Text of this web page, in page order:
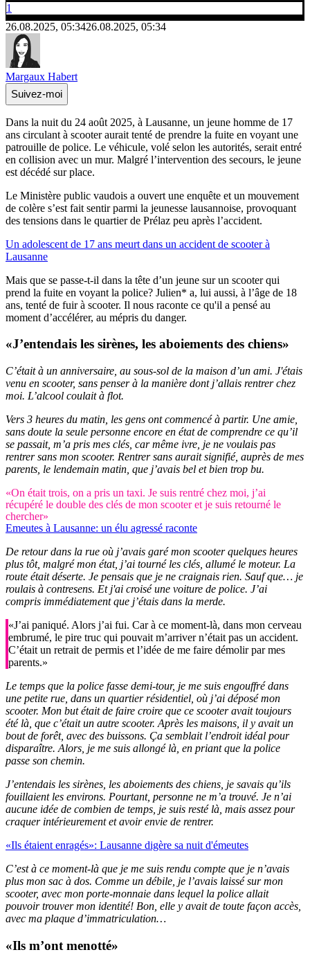
1
26.08.2025, 05:3426.08.2025, 05:34
Margaux Habert
Suivez-moi
Dans la nuit du 24 août 2025, à Lausanne, un jeune homme de 17
ans circulant à scooter aurait tenté de prendre la fuite en voyant une
patrouille de police. Le véhicule, volé selon les autorités, serait entré
en collision avec un mur. Malgré l’intervention des secours, le jeune
est décédé sur place.
Le Ministère public vaudois a ouvert une enquête et un mouvement
de colère s’est fait sentir parmi la jeunesse lausannoise, provoquant
des tensions dans le quartier de Prélaz peu après l’accident.
Un adolescent de 17 ans meurt dans un accident de scooter à
Lausanne
Mais que se passe-t-il dans la tête d’un jeune sur un scooter qui
prend la fuite en voyant la police? Julien* a, lui aussi, à l’âge de 18
ans, tenté de fuir à scooter. Il nous raconte ce qu'il a pensé au
moment d’accélérer, au mépris du danger.
«J’entendais les sirènes, les aboiements des chiens»
C’était à un anniversaire, au sous-sol de la maison d’un ami. J'étais
venu en scooter, sans penser à la manière dont j’allais rentrer chez
moi. L’alcool coulait à flot.
Vers 3 heures du matin, les gens ont commencé à partir. Une amie,
sans doute la seule personne encore en état de comprendre ce qu’il
se passait, m’a pris mes clés, car même ivre, je ne voulais pas
rentrer sans mon scooter. Rentrer sans aurait signifié, auprès de mes
parents, le lendemain matin, que j’avais bel et bien trop bu.
«On était trois, on a pris un taxi. Je suis rentré chez moi, j’ai
récupéré le double des clés de mon scooter et je suis retourné le
chercher»
Emeutes à Lausanne: un élu agressé raconte
De retour dans la rue où j’avais garé mon scooter quelques heures
plus tôt, malgré mon état, j’ai tourné les clés, allumé le moteur. La
route était déserte. Je pensais que je ne craignais rien. Sauf que… je
roulais à contresens. Et j'ai croisé une voiture de police. J’ai
compris immédiatement que j’étais dans la merde.
«J’ai paniqué. Alors j’ai fui. Car à ce moment-là, dans mon cerveau
embrumé, le pire truc qui pouvait m’arriver n’était pas un accident.
C’était un retrait de permis et l’idée de me faire démolir par mes
parents.»
Le temps que la police fasse demi-tour, je me suis engouffré dans
une petite rue, dans un quartier résidentiel, où j’ai déposé mon
scooter. Mon but était de faire croire que ce scooter avait toujours
été là, que c’était un autre scooter. Après les maisons, il y avait un
bout de forêt, avec des buissons. Ça semblait l’endroit idéal pour
disparaître. Alors, je me suis allongé là, en priant que la police
passe son chemin.
J’entendais les sirènes, les aboiements des chiens, je savais qu’ils
fouillaient les environs. Pourtant, personne ne m’a trouvé. Je n’ai
aucune idée de combien de temps, je suis resté là, mais assez pour
craquer intérieurement et avoir envie de rentrer.
«Ils étaient enragés»: Lausanne digère sa nuit d'émeutes
C’est à ce moment-là que je me suis rendu compte que je n’avais
plus mon sac à dos. Comme un débile, je l’avais laissé sur mon
scooter, avec mon porte-monnaie dans lequel la police allait
pouvoir trouver mon identité! Bon, elle y avait de toute façon accès,
avec ma plaque d’immatriculation…
«Ils m’ont menotté»